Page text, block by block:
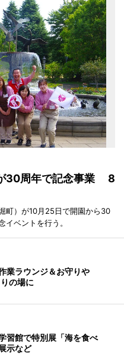
30周年で記念事業 8
町）が10月25日で開園から30
イベントを行う。
業ラウンジ＆お守りや
の場に
習館で特別展「海を食べ
示など